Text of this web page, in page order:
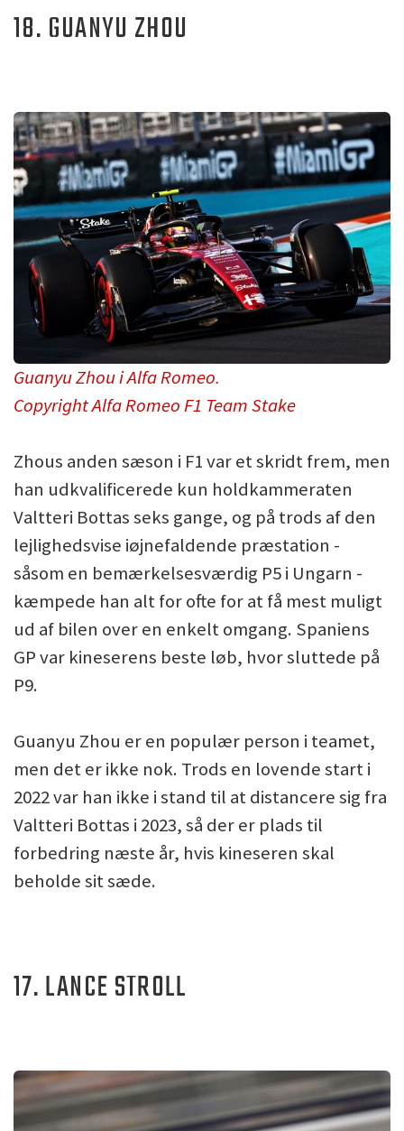
18. GUANYU ZHOU
Guanyu Zhou i Alfa Romeo.
Copyright Alfa Romeo F1 Team Stake
Zhous anden sæson i F1 var et skridt frem, men
han udkvalificerede kun holdkammeraten
Valtteri Bottas seks gange, og på trods af den
lejlighedsvise iøjnefaldende præstation -
såsom en bemærkelsesværdig P5 i Ungarn -
kæmpede han alt for ofte for at få mest muligt
ud af bilen over en enkelt omgang. Spaniens
GP var kineserens beste løb, hvor sluttede på
P9.
Guanyu Zhou er en populær person i teamet,
men det er ikke nok. Trods en lovende start i
2022 var han ikke i stand til at distancere sig fra
Valtteri Bottas i 2023, så der er plads til
forbedring næste år, hvis kineseren skal
beholde sit sæde.
17. LANCE STROLL